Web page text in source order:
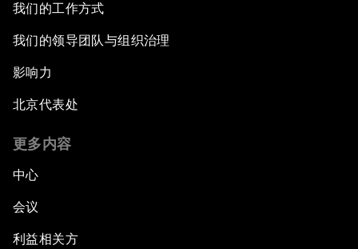
我们的工作方式
我们的领导团队与组织治理
影响力
北京代表处
更多内容
中心
会议
利益相关方